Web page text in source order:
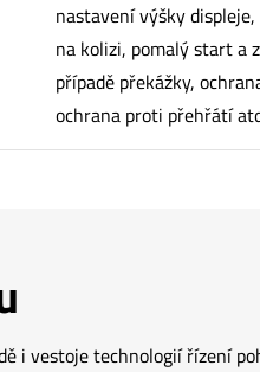
nastavení výšky
na kolizi, pomalý start a
případě překážky,
ochrana proti přehřátí
i vestoje technologií řízení